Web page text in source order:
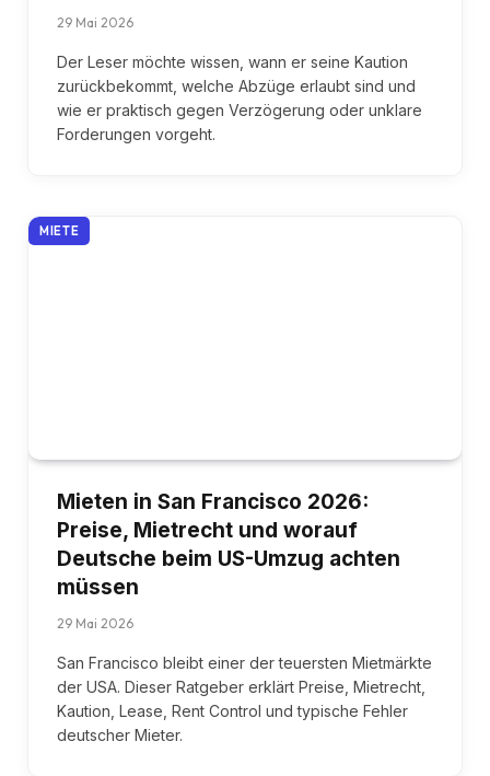
29 Mai 2026
Der Leser möchte wissen, wann er seine Kaution
zurückbekommt, welche Abzüge erlaubt sind und
wie er praktisch gegen Verzögerung oder unklare
Forderungen vorgeht.
MIETE
Mieten in San Francisco 2026:
Preise, Mietrecht und worauf
Deutsche beim US-Umzug achten
müssen
29 Mai 2026
San Francisco bleibt einer der teuersten Mietmärkte
der USA. Dieser Ratgeber erklärt Preise, Mietrecht,
Kaution, Lease, Rent Control und typische Fehler
deutscher Mieter.